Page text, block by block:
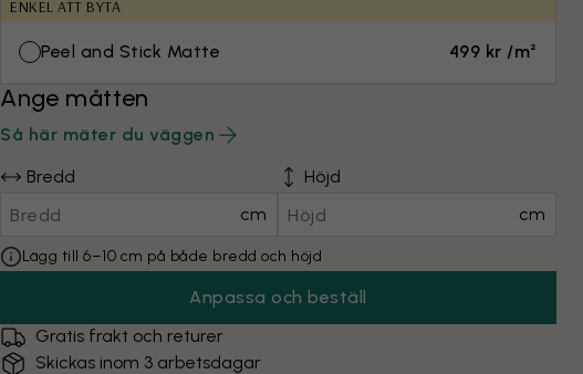
ENKEL ATT BYTA
Peel and Stick Matte 499 kr /m²
Ange måtten
Så här mäter du väggen
Bredd
cm
Höjd
cm
Lägg till 6–10 cm på både bredd och höjd
Anpassa och beställ
Gratis frakt och returer
Skickas inom 3 arbetsdagar